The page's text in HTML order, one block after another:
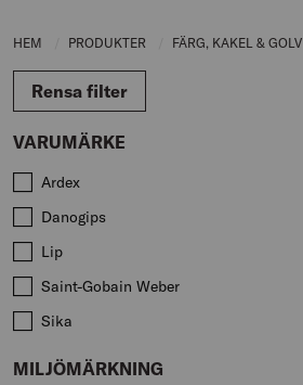
HEM PRODUKTER CURRENT PAGE:
FÄRG, KAKEL & GOLV
Rensa filter
VARUMÄRKE
Värden att filtrera på
Ardex
Danogips
Lip
Saint-Gobain Weber
Sika
MILJÖMÄRKNING